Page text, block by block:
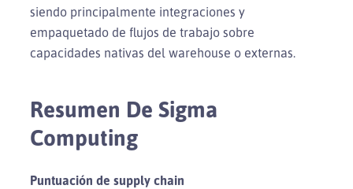
siendo principalmente integraciones y
empaquetado de flujos de trabajo sobre
capacidades nativas del warehouse o externas.
Resumen De Sigma
Computing
Puntuación de supply chain